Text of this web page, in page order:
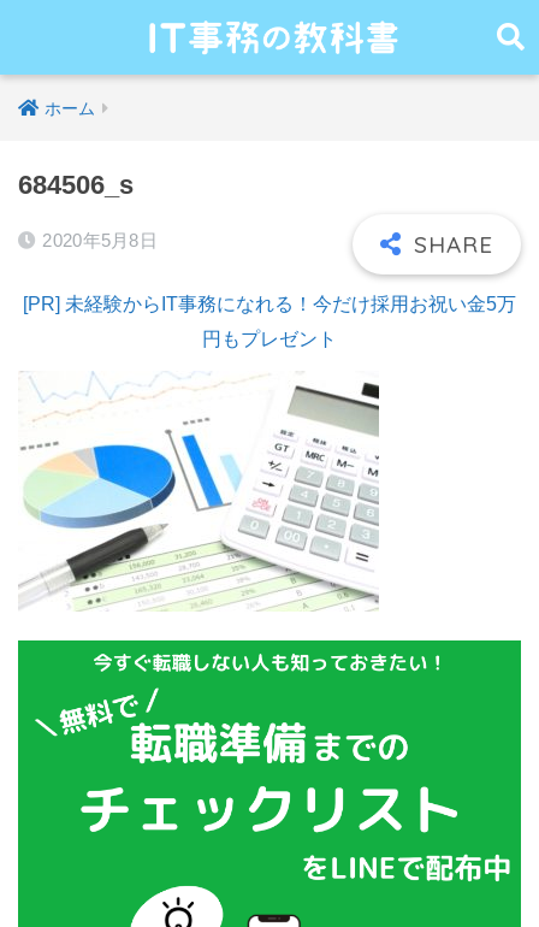
ホーム
684506_s
2020年5月8日
[PR] 未経験からIT事務になれる！今だけ採用お祝い金5万
円もプレゼント